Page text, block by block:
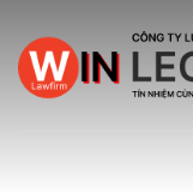
qua
nội
dung